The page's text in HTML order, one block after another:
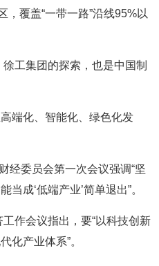
覆盖“一带一路”沿线95%以
徐工集团的探索，也是中国制
端化、智能化、绿色化发
经委员会第一次会议强调“坚
成‘低端产业’简单退出”。
作会议指出，要“以科技创新
化产业体系”。